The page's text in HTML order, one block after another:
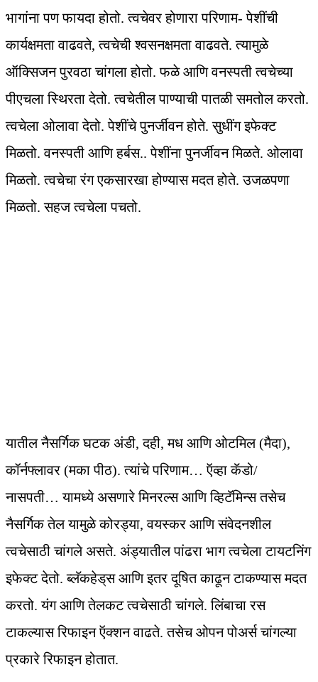
भागांना पण फायदा होतो. त्वचेवर होणारा परिणाम- पेशींची
कार्यक्षमता वाढवते, त्वचेची श्‍वसनक्षमता वाढवते. त्यामुळे
ऑक्‍सिजन पुरवठा चांगला होतो. फळे आणि वनस्पती त्वचेच्या
पीएचला स्थिरता देतो. त्वचेतील पाण्याची पातळी समतोल करतो.
त्वचेला ओलावा देतो. पेशींचे पुनर्जीवन होते. सुधींग इफेक्‍ट
मिळतो. वनस्पती आणि हर्बस.. पेशींना पुनर्जीवन मिळते. ओलावा
मिळतो. त्वचेचा रंग एकसारखा होण्यास मदत होते. उजळपणा
मिळतो. सहज त्वचेला पचतो.
यातील नैसर्गिक घटक अंडी, दही, मध आणि ओटमिल (मैदा),
कॉर्नफ्लावर (मका पीठ). त्यांचे परिणाम… ऍव्हा कॅडो/
नासपती… यामध्ये असणारे मिनरल्स आणि व्हिटॅमिन्स तसेच
नैसर्गिक तेल यामुळे कोरड्या, वयस्कर आणि संवेदनशील
त्वचेसाठी चांगले असते. अंड्यातील पांढरा भाग त्वचेला टायटनिंग
इफेक्‍ट देतो. ब्लॅकहेड्‌स आणि इतर दूषित काढून टाकण्यास मदत
करतो. यंग आणि तेलकट त्वचेसाठी चांगले. लिंबाचा रस
टाकल्यास रिफाइन ऍक्‍शन वाढते. तसेच ओपन पोअर्स चांगल्या
प्रकारे रिफाइन होतात.